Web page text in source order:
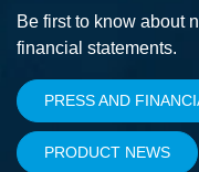
Be first to know about
financial statements.
PRESS AND
PRODUCT NEWS